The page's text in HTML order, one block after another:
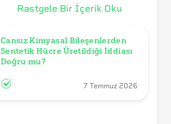
Rastgele Bir İçerik Oku
Cansız Kimyasal Bileşenlerden
Sentetik Hücre Üretildiği İddiası
Doğru mu?
7 Temmuz 2026